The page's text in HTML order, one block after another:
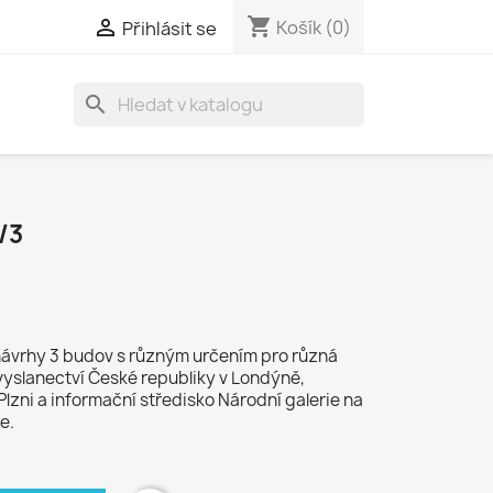
 Přihlásit se shopping_cart Košík (0)
search
3
3 budov s různým určením pro různá
České republiky v Londýně,
a informační středisko Národní galerie na